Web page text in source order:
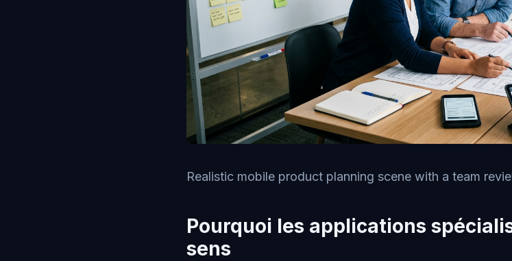
Realistic mobile product planning scene with a team
Pourquoi les applications
sens